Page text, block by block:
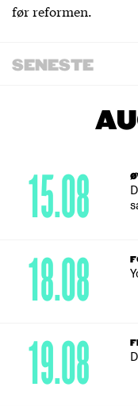
før reformen.
SENESTE
15.08
18.08
19.08